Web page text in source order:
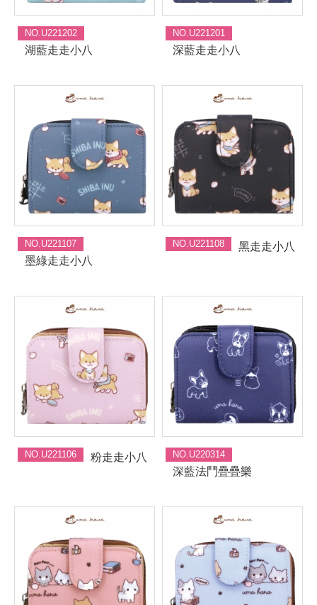
NO.U221202
湖藍走走小八
NO.U221201
深藍走走小八
NO.U221107
墨綠走走小八
NO.U221108 黑走走小八
NO.U221106 粉走走小八 NO.U220314
深藍法鬥疊疊樂